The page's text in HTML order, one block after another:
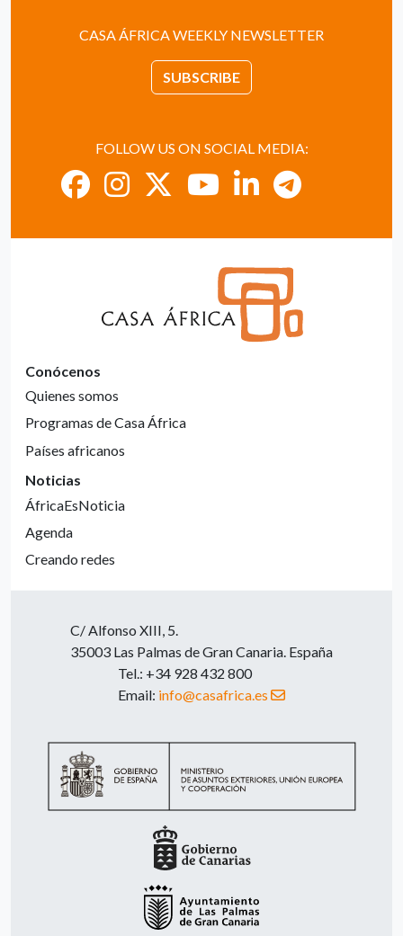
CASA ÁFRICA WEEKLY NEWSLETTER
SUBSCRIBE
FOLLOW US ON SOCIAL MEDIA:
Conócenos
Quienes somos
Programas de Casa África
Países africanos
Noticias
ÁfricaEsNoticia
Agenda
Creando redes
C/ Alfonso XIII, 5.
35003 Las Palmas de Gran Canaria. España
Tel.: +34 928 432 800
Email: info@casafrica.es